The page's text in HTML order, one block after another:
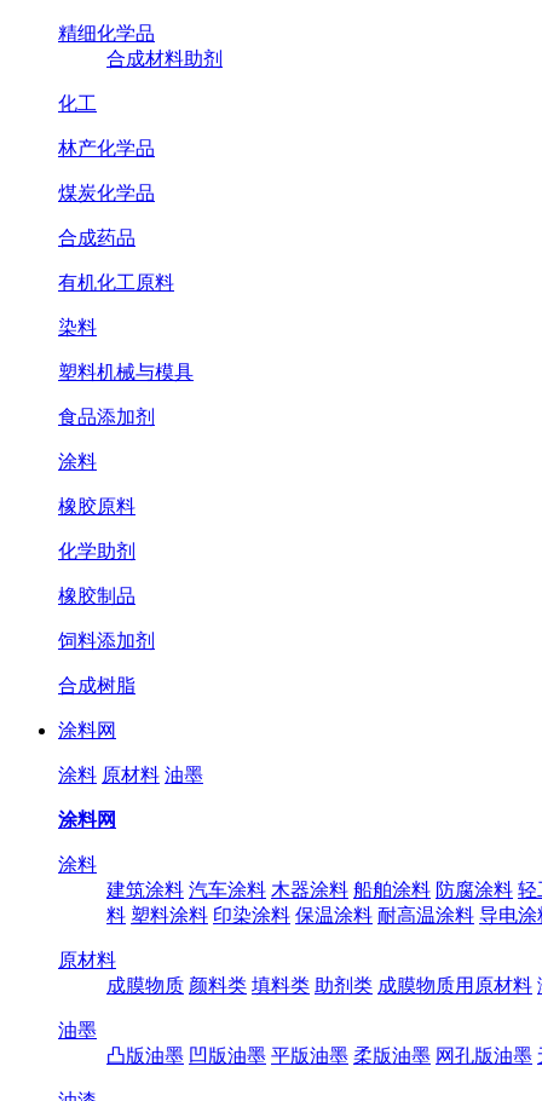
精细化学品
合成材料助剂
化工
林产化学品
煤炭化学品
合成药品
有机化工原料
染料
塑料机械与模具
食品添加剂
涂料
橡胶原料
化学助剂
橡胶制品
饲料添加剂
合成树脂
涂料网
涂料 原材料 油墨
涂料网
涂料
建筑涂料 汽车涂料 木器涂料 船舶涂料 防腐涂料 轻
料 塑料涂料 印染涂料 保温涂料 耐高温涂料 导电涂
原材料
成膜物质 颜料类 填料类 助剂类 成膜物质用原材料
油墨
凸版油墨 凹版油墨 平版油墨 柔版油墨 网孔版油墨